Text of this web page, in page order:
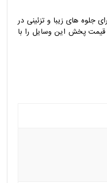
جلوه های زیبا و تزئینی در
پخش این وسایل را با